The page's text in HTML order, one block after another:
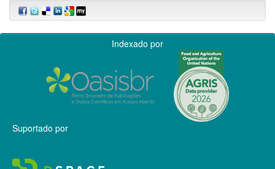
Indexado por
Suportado por